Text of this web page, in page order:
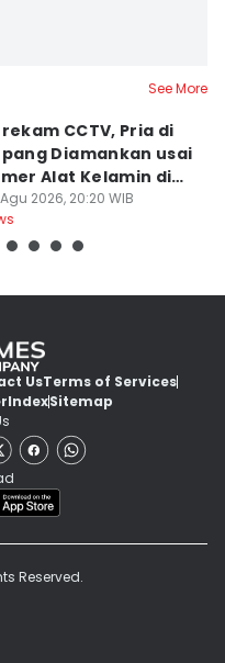
See More
CCTV, Pria di
Diamankan usai
Alat Kelamin di
2026, 20:20 WIB
UsTerms of Services
IndexSitemap
Reserved.